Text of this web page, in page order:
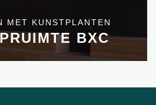
MET KUNSTPLANTEN
BXC